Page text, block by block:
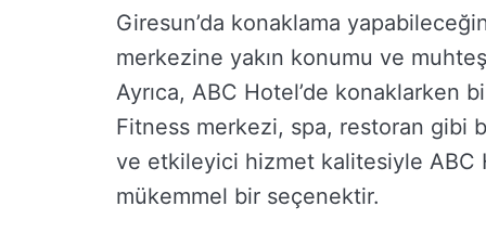
Giresun’da konaklama
merkezine yakın konumu ve
Ayrıca, ABC Hotel’de konaklarken
Fitness merkezi, spa, restoran gibi
ve etkileyici hizmet kalitesiyle ABC
mükemmel bir seçenektir.